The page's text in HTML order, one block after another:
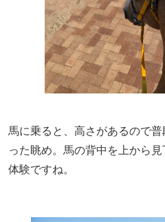
馬に乗ると、高さがあるので
った眺め。馬の背中を上から
体験ですね。